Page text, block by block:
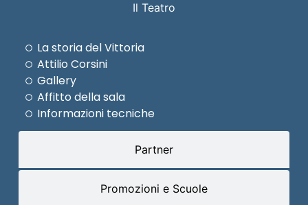
Il Teatro
Partner
Promozioni e Scuole
La storia del Vittoria
Attilio Corsini
Gallery
Affitto della sala
Informazioni tecniche